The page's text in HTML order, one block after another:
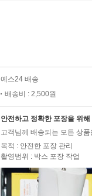
예스24 배송
배송비 : 2,500원
안전하고 정확한 포장을 위
고객님께 배송되는 모든 상
목적 : 안전한 포장 관리
촬영범위 : 박스 포장 작업